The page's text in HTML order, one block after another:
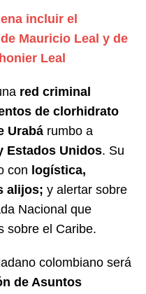
incluir el
Mauricio Leal y de
Leal
red criminal
de clorhidrato
Urabá rumbo a
Estados Unidos. Su
con logística,
alijos; y alertar sobre
Nacional que
sobre el Caribe.
colombiano será
de Asuntos